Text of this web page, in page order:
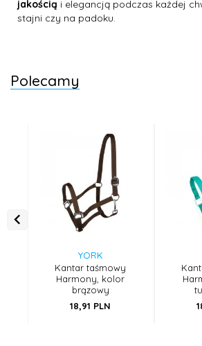
jakością i elegancją podczas każdej
stajni czy na padoku.
Polecamy
YORK
Kantar taśmowy
Harmony, kolor
brązowy
18,91 PLN